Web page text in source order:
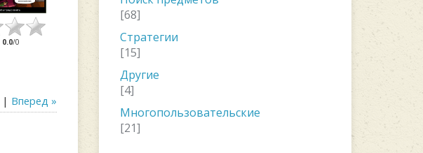
0.0/0
| Вперед »
[68]
Стратегии
[15]
Другие
[4]
Многопользовательские
[21]